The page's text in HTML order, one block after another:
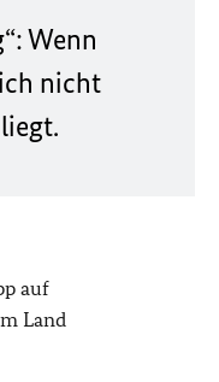
Wenn
nicht
auf
Land